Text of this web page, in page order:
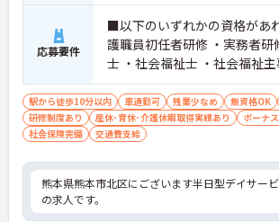
応募要件
■以下のいずれかの資格があ
護職員初任者研修 ・実務者研
士 ・社会福祉士 ・社会福祉
車運転免許必須
駅から徒歩10分以内 車通勤可 残業少なめ 無資格OK
研修制度あり
産休･育休･介護休暇取得実績あり
ボーナ
社会保険完備
交通費支給
熊本県熊本市北区にございます半日型デイサー
の求人です。